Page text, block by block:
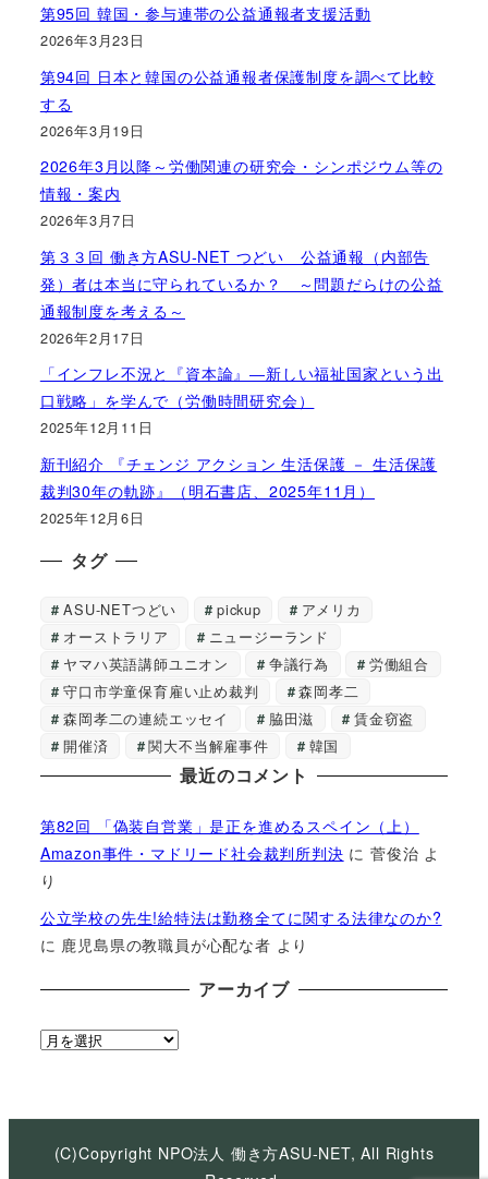
第95回 韓国・参与連帯の公益通報者支援活動
2026年3月23日
第94回 日本と韓国の公益通報者保護制度を調べて比較
する
2026年3月19日
2026年3月以降～労働関連の研究会・シンポジウム等の
情報・案内
2026年3月7日
第３３回 働き方ASU-NET つどい 公益通報（内部告
発）者は本当に守られているか？ ～問題だらけの公益
通報制度を考える～
2026年2月17日
「インフレ不況と『資本論』―新しい福祉国家という出
口戦略」を学んで（労働時間研究会）
2025年12月11日
新刊紹介 『チェンジ アクション 生活保護 － 生活保護
裁判30年の軌跡』（明石書店、2025年11月）
2025年12月6日
タグ
ASU-NETつどい pickup
アメリカ
オーストラリア
ニュージーランド
ヤマハ英語講師ユニオン
争議行為
労働組合
守口市学童保育雇い止め裁判
森岡孝二
森岡孝二の連続エッセイ
脇田滋
賃金窃盗
開催済
関大不当解雇事件 韓国
最近のコメント
第82回 「偽装自営業」是正を進めるスペイン（上）
Amazon事件・マドリード社会裁判所判決 に菅俊治 よ
り
公立学校の先生!給特法は勤務全てに関する法律なのか?
に 鹿児島県の教職員が心配な者 より
アーカイブ
ア
イ
(C)Copyright NPO法人 働き方ASU-NET, All Rights